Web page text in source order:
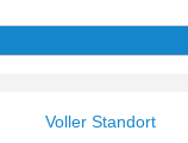
Voller Standort